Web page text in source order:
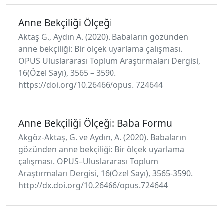
Anne Bekçiliği Ölçeği
Aktaş G., Aydın A. (2020). Babaların gözünden
anne bekçiliği: Bir ölçek uyarlama çalışması.
OPUS Uluslararası Toplum Araştırmaları Dergisi,
16(Özel Sayı), 3565 – 3590.
https://doi.org/10.26466/opus. 724644
Anne Bekçiliği Ölçeği: Baba Formu
Akgöz-Aktaş, G. ve Aydın, A. (2020). Babaların
gözünden anne bekçiliği: Bir ölçek uyarlama
çalışması. OPUS–Uluslararası Toplum
Araştırmaları Dergisi, 16(Özel Sayı), 3565-3590.
http://dx.doi.org/10.26466/opus.724644